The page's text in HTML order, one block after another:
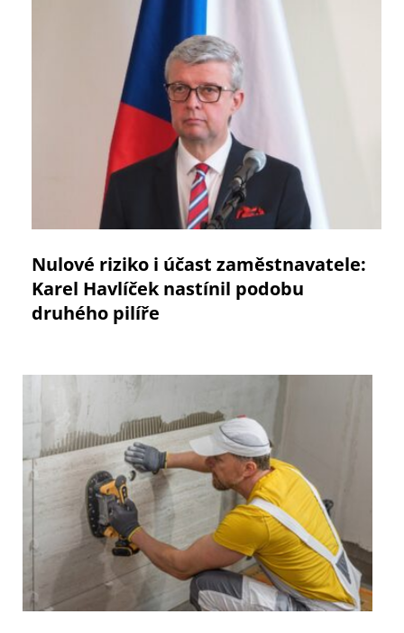
Nulové riziko i účast zaměstnavatele:
Karel Havlíček nastínil podobu
druhého pilíře